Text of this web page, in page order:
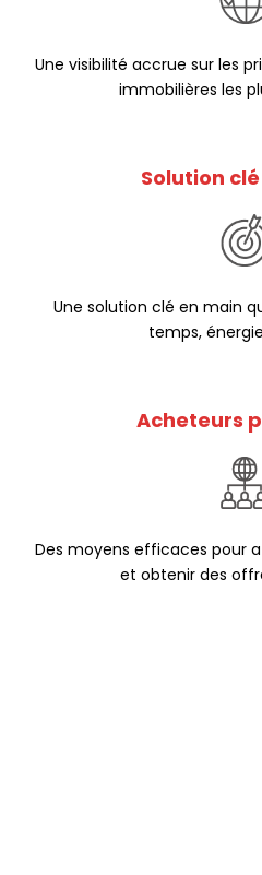
Une visibilité accrue sur les
immobilières les
Solution
Une solution clé en main
temps,
Acheteurs
Des moyens efficaces pour
et obtenir des